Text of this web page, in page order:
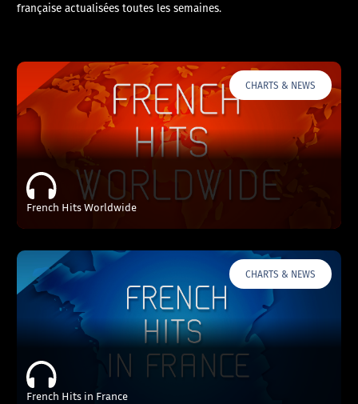
française actualisées toutes les semaines.
CHARTS & NEWS
French Hits Worldwide
CHARTS & NEWS
French Hits in France